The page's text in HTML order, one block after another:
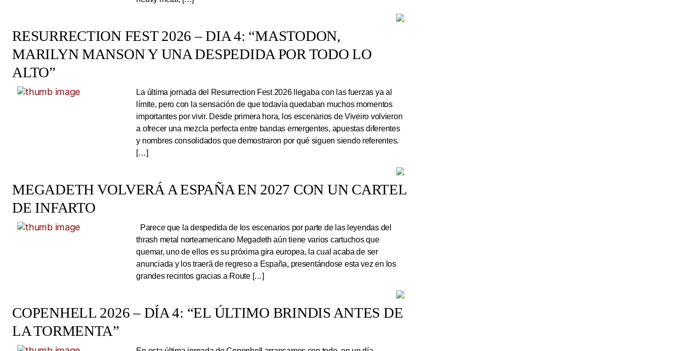
RESURRECTION FEST 2026 – DIA 4: “MASTODON,
MARILYN MANSON Y UNA DESPEDIDA POR TODO LO
ALTO”
La última jornada del Resurrection Fest 2026 llegaba con las fuerzas ya al
límite, pero con la sensación de que todavía quedaban muchos momentos
importantes por vivir. Desde primera hora, los escenarios de Viveiro volvieron
a ofrecer una mezcla perfecta entre bandas emergentes, apuestas diferentes
y nombres consolidados que demostraron por qué siguen siendo referentes.
[…]
MEGADETH VOLVERÁ A ESPAÑA EN 2027 CON UN CARTEL
DE INFARTO
Parece que la despedida de los escenarios por parte de las leyendas del
thrash metal norteamericano Megadeth aún tiene varios cartuchos que
quemar, uno de ellos es su próxima gira europea, la cual acaba de ser
anunciada y los traerá de regreso a España, presentándose esta vez en los
grandes recintos gracias a Route […]
COPENHELL 2026 – DÍA 4: “EL ÚLTIMO BRINDIS ANTES DE
LA TORMENTA”